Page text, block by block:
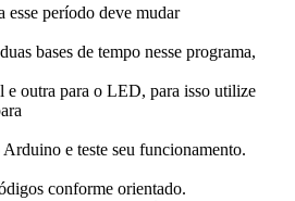
esse período deve mudar
bases de tempo nesse programa,
e outra para o LED, para isso utilize
e teste seu funcionamento.
conforme orientado.